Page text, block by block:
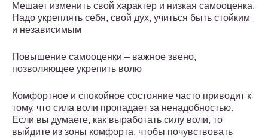
Мешает изменить свой характер и низкая самооценка.
Надо укреплять себя, свой дух, учиться быть стойким
и независимым
Повышение самооценки – важное звено,
позволяющее укрепить волю
Комфортное и спокойное состояние часто приводит к
тому, что сила воли пропадает за ненадобностью.
Если вы думаете, как выработать силу воли, то
выйдите из зоны комфорта, чтобы почувствовать